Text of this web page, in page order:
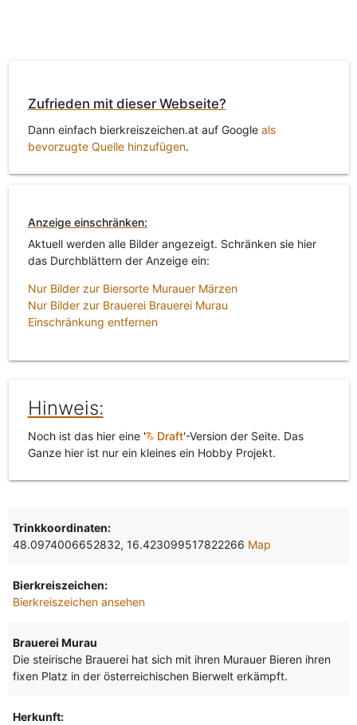
Zufrieden mit dieser Webseite?
Dann einfach bierkreiszeichen.at auf Google als
bevorzugte Quelle hinzufügen.
Anzeige einschränken:
Aktuell werden alle Bilder angezeigt. Schränken sie hier
das Durchblättern der Anzeige ein:
Nur Bilder zur Biersorte Murauer Märzen
Nur Bilder zur Brauerei Brauerei Murau
Einschränkung entfernen
Hinweis:
Noch ist das hier eine ' Draft'-Version der Seite. Das
Ganze hier ist nur ein kleines ein Hobby Projekt.
Trinkkoordinaten:
48.0974006652832, 16.423099517822266 Map
Bierkreiszeichen:
Bierkreiszeichen ansehen
Brauerei Murau
Die steirische Brauerei hat sich mit ihren Murauer Bieren ihren
fixen Platz in der österreichischen Bierwelt erkämpft.
Herkunft: